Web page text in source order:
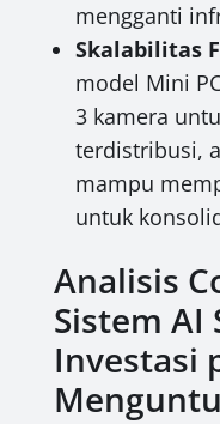
mengganti
Skalabilitas
model Mini
3 kamera
terdistribusi,
mampu
untuk
Analisis
Sistem AI
Investasi